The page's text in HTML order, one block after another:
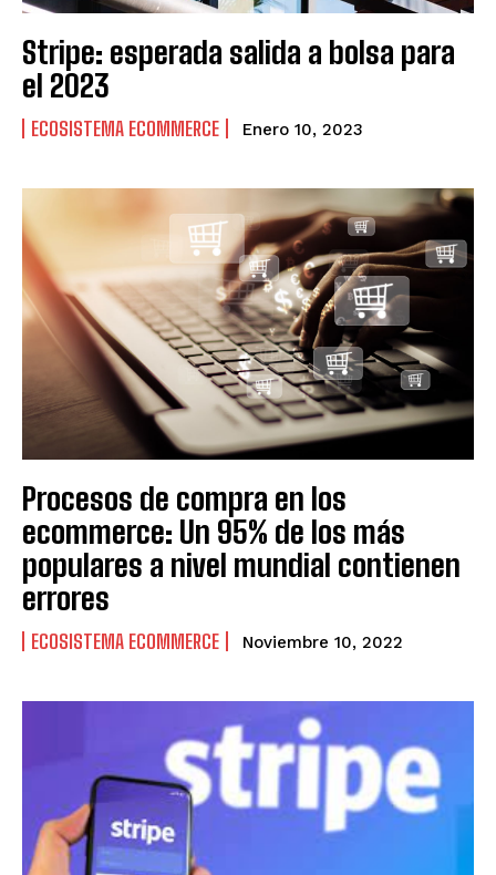
Stripe: esperada salida a bolsa para
el 2023
ECOSISTEMA ECOMMERCE Enero 10, 2023
Procesos de compra en los
ecommerce: Un 95% de los más
populares a nivel mundial contienen
errores
ECOSISTEMA ECOMMERCE Noviembre 10, 2022